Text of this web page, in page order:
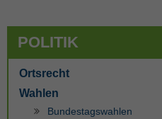
POLITIK
Ortsrecht
Wahlen
Bundestagswahlen